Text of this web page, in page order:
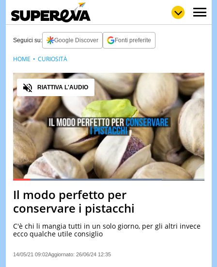
LOLGULP
LOVE
WOWPOP
NEWS
STORIE
VIDEO
& TV
QUIZ
&
TEST
LE
Seguici su: Google Discover Fonti preferite
Pause Unmute
Loaded:77.75%
Audio
RIATTIVA L'AUDIO
Il modo perfetto per
conservare i pistacchi
C'è chi li mangia tutti in un solo giorno, per gli altri invece
ecco qualche utile consiglio
14/05/21 09:02Aggiornato: 26/06/24 12:35
HOME CURIOSITÀ